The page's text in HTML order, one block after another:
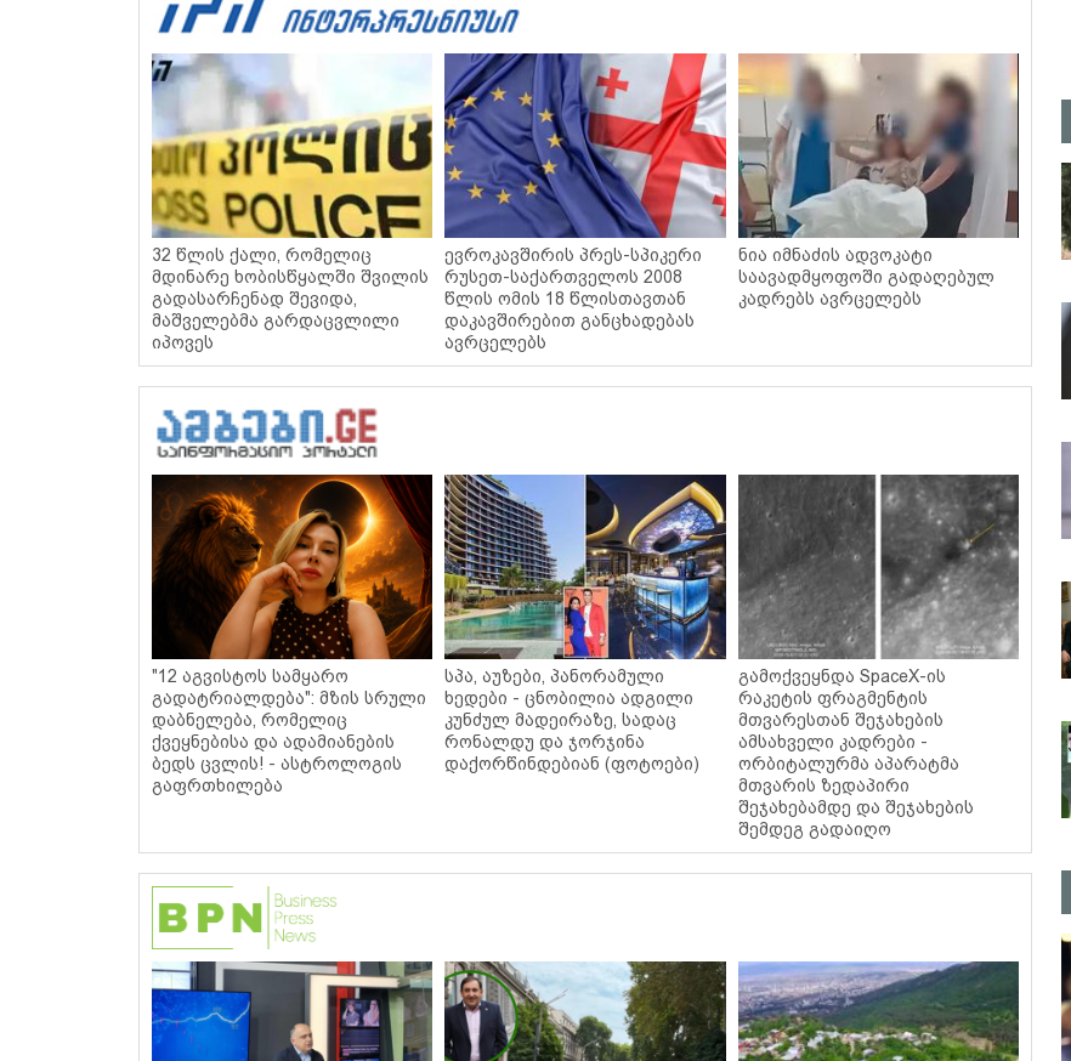
32 წლის ქალი, რომელიც
მდინარე ხობისწყალში შვილის
გადასარჩენად შევიდა,
მაშველებმა გარდაცვლილი
იპოვეს
ევროკავშირის პრეს-სპიკერი
რუსეთ-საქართველოს 2008
წლის ომის 18 წლისთავთან
დაკავშირებით განცხადებას
ავრცელებს
ნია იმნაძის ადვოკატი
საავადმყოფოში გადაღებულ
კადრებს ავრცელებს
"12 აგვისტოს სამყარო
გადატრიალდება": მზის სრული
დაბნელება, რომელიც
ქვეყნებისა და ადამიანების
ბედს ცვლის! - ასტროლოგის
გაფრთხილება
სპა, აუზები, პანორამული
ხედები - ცნობილია ადგილი
კუნძულ მადეირაზე, სადაც
რონალდუ და ჯორჯინა
დაქორწინდებიან (ფოტოები)
გამოქვეყნდა SpaceX-ის
რაკეტის ფრაგმენტის
მთვარესთან შეჯახების
ამსახველი კადრები -
ორბიტალურმა აპარატმა
მთვარის ზედაპირი
შეჯახებამდე და შეჯახების
შემდეგ გადაიღო